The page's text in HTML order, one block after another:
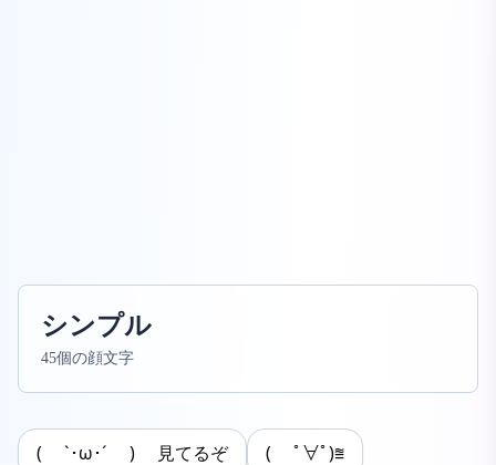
シンプル
45個の顔文字
( `･ω･´ ) 見てるぞ ( ﾟ∀ﾟ)⩰